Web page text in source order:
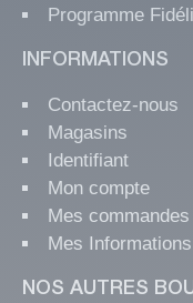
Programme
INFORMATIONS
Contactez-nous
Magasins
Identifiant
Mon compte
Mes commandes
Mes Informations
NOS AUTRES